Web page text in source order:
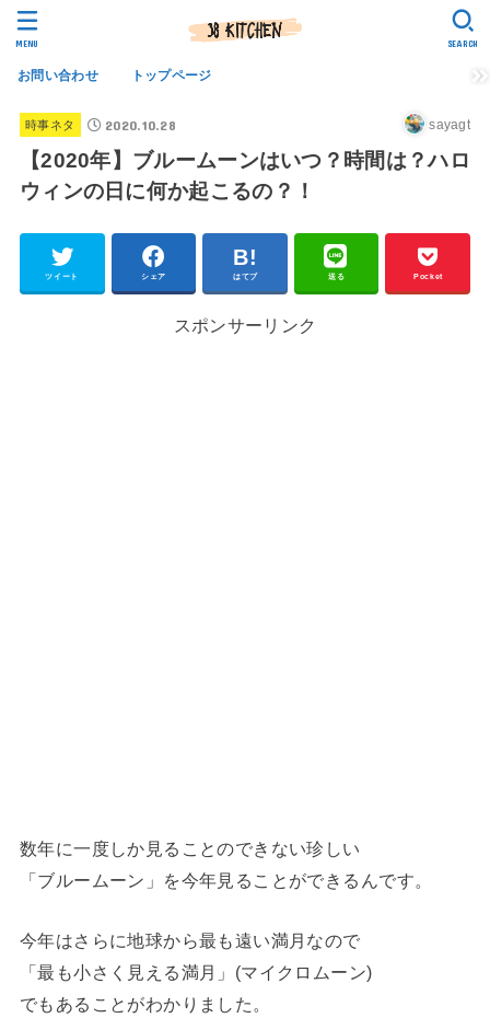
お問い合わせ トップページ
SEARCH
MENU
時事ネタ 2020.10.28 sayagt
【2020年】ブルームーンはいつ？時間は？ハロ
ウィンの日に何か起こるの？！
ツイート シェア はてブ 送る Pocket
スポンサーリンク
数年に一度しか見ることのできない珍しい
「ブルームーン」を今年見ることができるんです。
今年はさらに地球から最も遠い満月なので
「最も小さく見える満月」(マイクロムーン)
でもあることがわかりました。